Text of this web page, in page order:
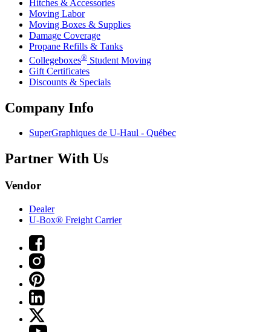
Hitches & Accessories
Moving Labor
Moving Boxes & Supplies
Damage Coverage
Propane Refills & Tanks
Collegeboxes® Student Moving
Gift Certificates
Discounts & Specials
Company Info
SuperGraphiques de U-Haul - Québec
Partner With Us
Vendor
Dealer
U-Box® Freight Carrier